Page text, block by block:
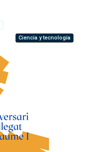
Ciencia y tecnología